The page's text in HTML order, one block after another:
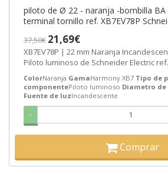
piloto de Ø 22 - naranja -bombilla BA
terminal tornillo ref. XB7EV78P
37,50€ 21,69€
XB7EV78P | 22 mm Naranja
Piloto luminoso de Schneider Electric
ColorNaranja GamaHarmony XB7 Tipo de
componentePiloto luminoso Diametro
Fuente de luzIncandescente
-
Comprar